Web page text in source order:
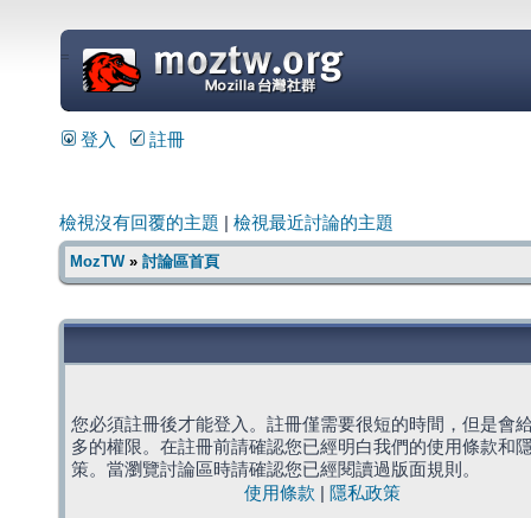
=
登入 註冊
檢視沒有回覆的主題 檢視最近討論的主題
MozTW» 討論區首頁
您必須註冊後才能登入。註冊僅需要很短的時間，但是會
多的權限。在註冊前請確認您已經明白我們的使用條款和
策。當瀏覽討論區時請確認您已經閱讀過版面規則。
使用條款
隱私政策